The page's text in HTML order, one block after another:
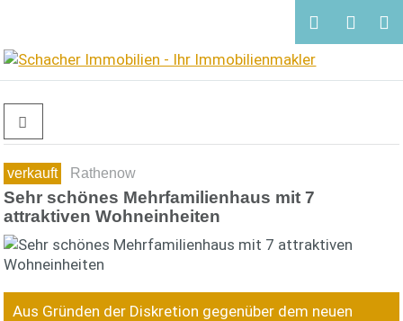
verkauft Rathenow
Sehr schönes Mehrfamilienhaus mit 7
attraktiven Wohneinheiten
Aus Gründen der Diskretion gegenüber dem neuen